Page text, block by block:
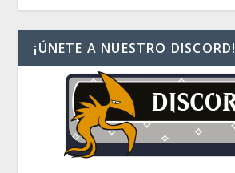
¡ÚNETE A NUESTRO DISCORD!